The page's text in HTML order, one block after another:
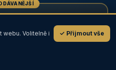
partner
ve výpisech, zlatý odznak a
💬
Volitelně i
✓ Přijmout vše